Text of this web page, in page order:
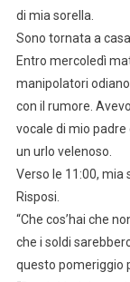
di mia sorella.
Sono tornata a
Entro mercoledì
manipolatori
con il rumore.
vocale di mio
un urlo velenoso.
Verso le 11:00, mia
Risposi.
“Che cos’hai che
che i soldi
questo pomeriggio